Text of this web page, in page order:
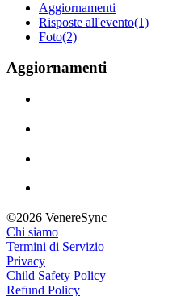
Aggiornamenti
Risposte all'evento(1)
Foto(2)
Aggiornamenti
©2026 VenereSync
Chi siamo
Termini di Servizio
Privacy
Child Safety Policy
Refund Policy